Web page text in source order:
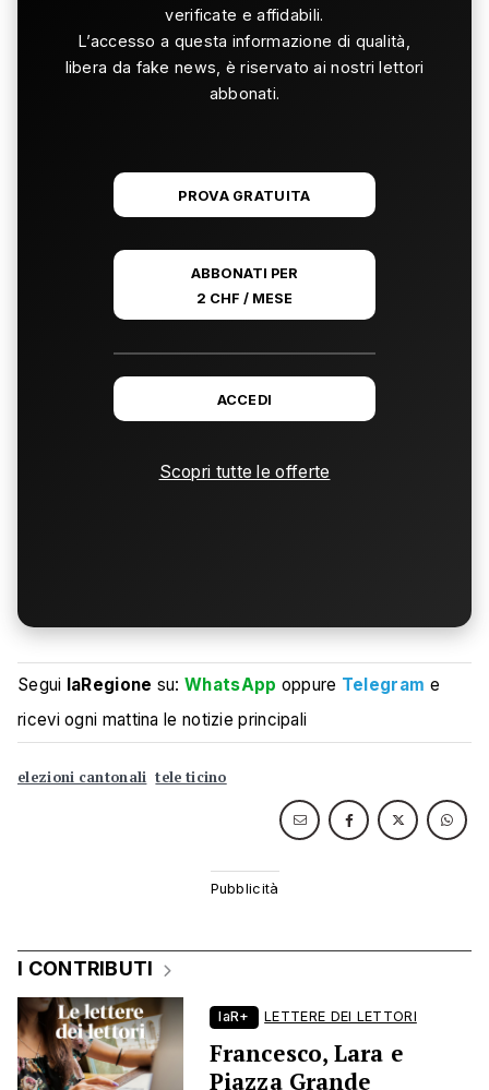
verificate e affidabili.
L’accesso a questa informazione di qualità,
libera da fake news, è riservato ai nostri lettori
abbonati.
PROVA GRATUITA
ABBONATI PER
2 CHF / MESE
ACCEDI
Scopri tutte le offerte
Segui laRegione su:WhatsApp oppure Telegram e
ricevi ogni mattina le notizie principali
elezioni cantonali tele ticino
I CONTRIBUTI
laR+ LETTERE DEI LETTORI
Francesco, Lara e
Piazza Grande